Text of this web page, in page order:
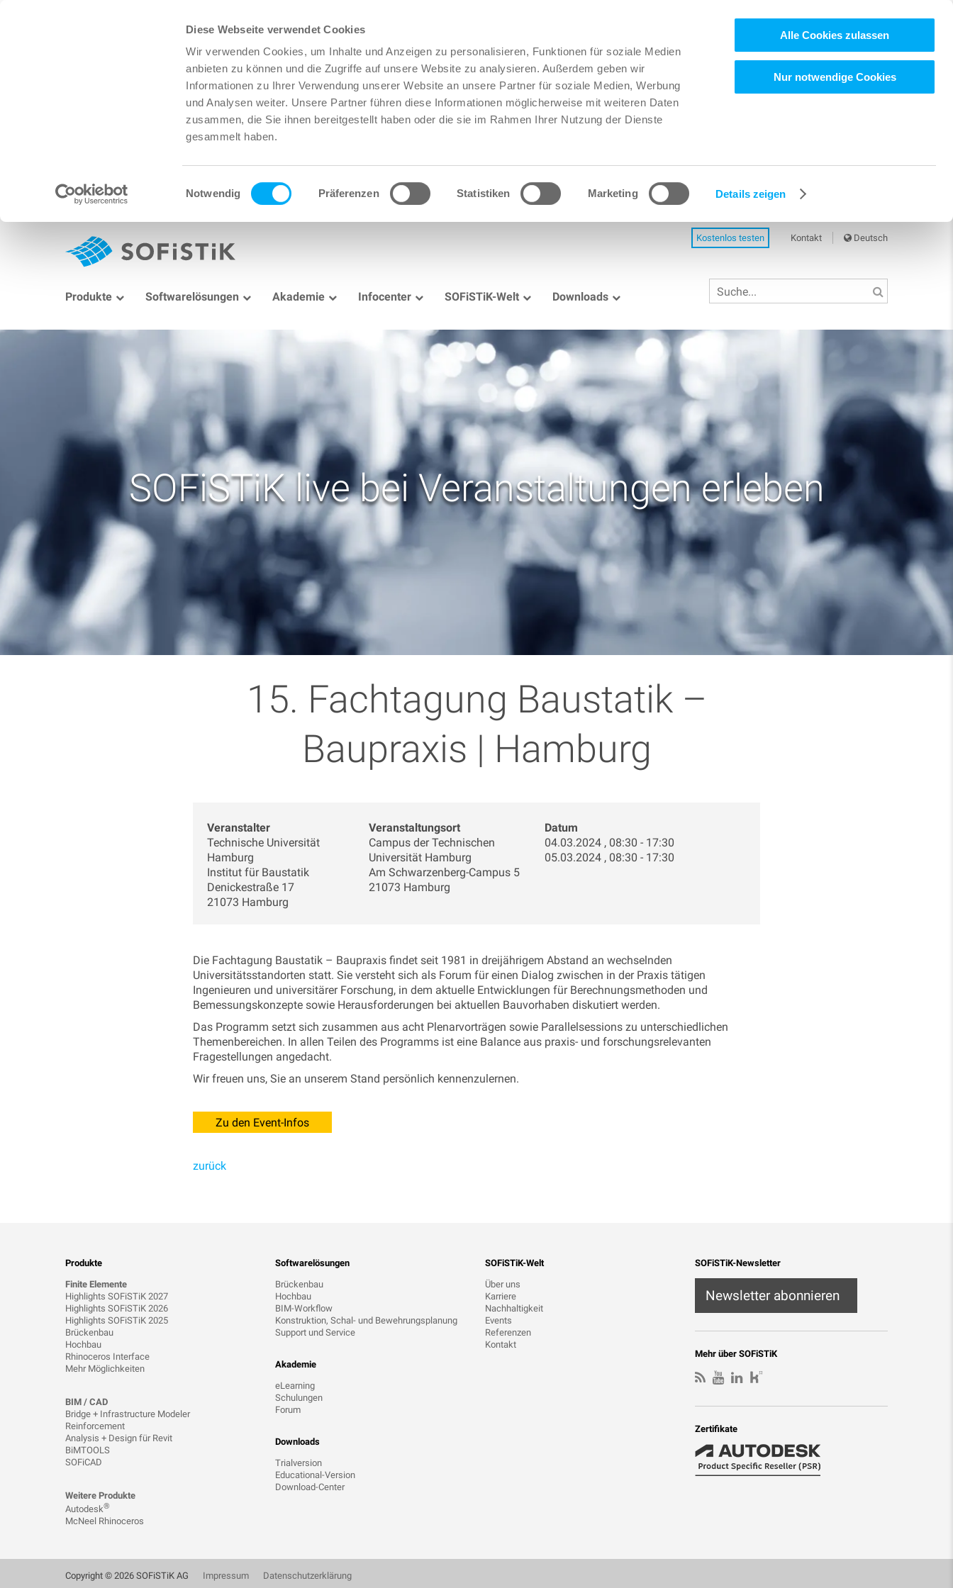
Diese Webseite verwendet Cookies
Wir verwenden Cookies, um Inhalte und Anzeigen zu personalisieren, Funktionen für soziale Medien
anbieten zu können und die Zugriffe auf unsere Website zu analysieren. Außerdem geben wir
Informationen zu Ihrer Verwendung unserer Website an unsere Partner für soziale Medien, Werbung
und Analysen weiter. Unsere Partner führen diese Informationen möglicherweise mit weiteren Daten
zusammen, die Sie ihnen bereitgestellt haben oder die sie im Rahmen Ihrer Nutzung der Dienste
gesammelt haben.
Einwilligungsauswahl
Notwendig Präferenzen Statistiken Marketing Details zeigen
Alle Cookies zulassen
Nur notwendige Cookies
Kostenlos testen Kontakt Deutsch
Produkte Softwarelösungen Akademie Infocenter SOFiSTiK-Welt Downloads
SOFiSTiK live bei Veranstaltungen erleben
15. Fachtagung Baustatik –
Baupraxis | Hamburg
Veranstalter
Technische Universität
Hamburg
Institut für Baustatik
Denickestraße 17
21073 Hamburg
Veranstaltungsort
Campus der Technischen
Universität Hamburg
Am Schwarzenberg-Campus 5
21073 Hamburg
Datum
04.03.2024 , 08:30 - 17:30
05.03.2024 , 08:30 - 17:30
Die Fachtagung Baustatik – Baupraxis findet seit 1981 in dreijährigem Abstand an wechselnden
Universitätsstandorten statt. Sie versteht sich als Forum für einen Dialog zwischen in der Praxis tätigen
Ingenieuren und universitärer Forschung, in dem aktuelle Entwicklungen für Berechnungsmethoden und
Bemessungskonzepte sowie Herausforderungen bei aktuellen Bauvorhaben diskutiert werden.
Das Programm setzt sich zusammen aus acht Plenarvorträgen sowie Parallelsessions zu unterschiedlichen
Themenbereichen. In allen Teilen des Programms ist eine Balance aus praxis- und forschungsrelevanten
Fragestellungen angedacht.
Wir freuen uns, Sie an unserem Stand persönlich kennenzulernen.
Zu den Event-Infos
zurück
Produkte
Finite Elemente
Highlights SOFiSTiK 2027
Highlights SOFiSTiK 2026
Highlights SOFiSTiK 2025
Brückenbau
Hochbau
Rhinoceros Interface
Mehr Möglichkeiten
BIM / CAD
Bridge + Infrastructure Modeler
Reinforcement
Analysis + Design für Revit
BiMTOOLS
SOFiCAD
Weitere Produkte
Autodesk®
McNeel Rhinoceros
Softwarelösungen
Brückenbau
Hochbau
BIM-Workflow
Konstruktion, Schal- und Bewehrungsplanung
Support und Service
Akademie
eLearning
Schulungen
Forum
Downloads
Trialversion
Educational-Version
Download-Center
SOFiSTiK-Welt
Über uns
Karriere
Nachhaltigkeit
Events
Referenzen
Kontakt
SOFiSTiK-Newsletter
Newsletter abonnieren
Mehr über SOFiSTiK
Zertifikate
Copyright © 2026 SOFiSTiK AG Impressum Datenschutzerklärung